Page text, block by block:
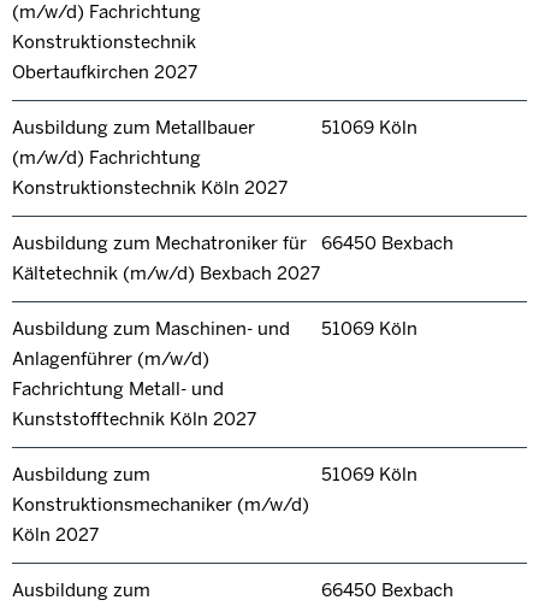
(m/w/d) Fachrichtung
Konstruktionstechnik
Obertaufkirchen 2027
Ausbildung zum Metallbauer
(m/w/d) Fachrichtung
Konstruktionstechnik Köln 2027
51069 Köln
Ausbildung zum Mechatroniker für
Kältetechnik (m/w/d) Bexbach 2027
66450 Bexbach
Ausbildung zum Maschinen- und
Anlagenführer (m/w/d)
Fachrichtung Metall- und
Kunststofftechnik Köln 2027
51069 Köln
Ausbildung zum
Konstruktionsmechaniker (m/w/d)
Köln 2027
51069 Köln
Ausbildung zum
66450 Bexbach